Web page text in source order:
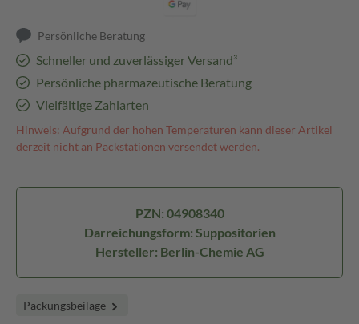
Persönliche Beratung
Schneller und zuverlässiger Versand³
Persönliche pharmazeutische Beratung
Vielfältige Zahlarten
Hinweis: Aufgrund der hohen Temperaturen kann dieser Artikel
derzeit nicht an Packstationen versendet werden.
PZN: 04908340
Darreichungsform: Suppositorien
Hersteller: Berlin-Chemie AG
Packungsbeilage